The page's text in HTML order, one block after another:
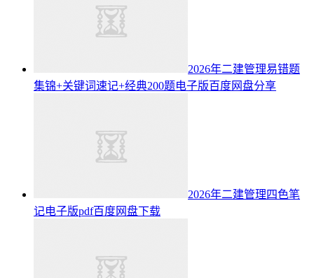
2026年二建管理易错题
集锦+关键词速记+经典200题电子版百度网盘分享
2026年二建管理四色笔
记电子版pdf百度网盘下载